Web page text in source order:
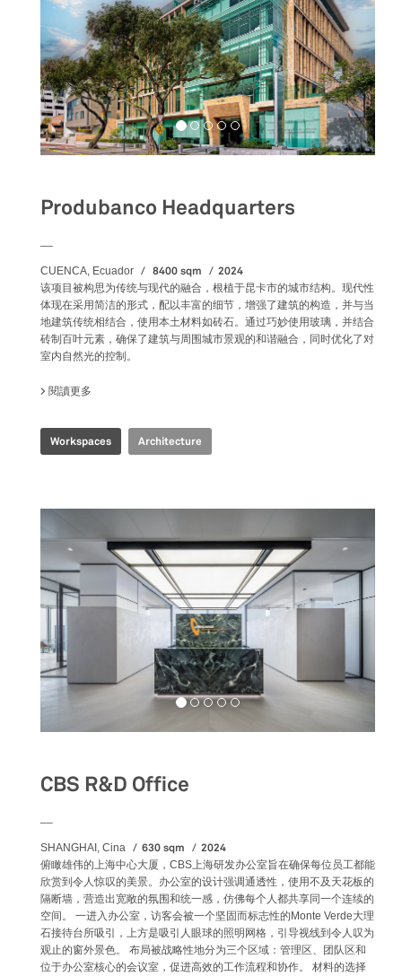
Produbanco Headquarters
CUENCA, Ecuador 8400 sqm 2024
该项目被构思为传统与现代的融合，根植于昆卡市的城市结构。现代性
体现在采用简洁的形式，配以丰富的细节，增强了建筑的构造，并与当
地建筑传统相结合，使用本土材料如砖石。通过巧妙使用玻璃，并结合
砖制百叶元素，确保了建筑与周围城市景观的和谐融合，同时优化了对
室内自然光的控制。
閱讀更多
Workspaces Architecture
CBS R&D Office
SHANGHAI, Cina 630 sqm 2024
俯瞰雄伟的上海中心大厦，CBS上海研发办公室旨在确保每位员工都能
欣赏到令人惊叹的美景。办公室的设计强调通透性，使用不及天花板的
隔断墙，营造出宽敞的氛围和统一感，仿佛每个人都共享同一个连续的
空间。 一进入办公室，访客会被一个坚固而标志性的Monte Verde大理
石接待台所吸引，上方是吸引人眼球的照明网格，引导视线到令人叹为
观止的窗外景色。 布局被战略性地分为三个区域：管理区、团队区和
位于办公室核心的会议室，促进高效的工作流程和协作。 材料的选择